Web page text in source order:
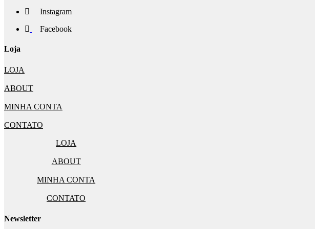
Instagram
Facebook
Loja
LOJA
ABOUT
MINHA CONTA
CONTATO
LOJA
ABOUT
MINHA CONTA
CONTATO
Newsletter